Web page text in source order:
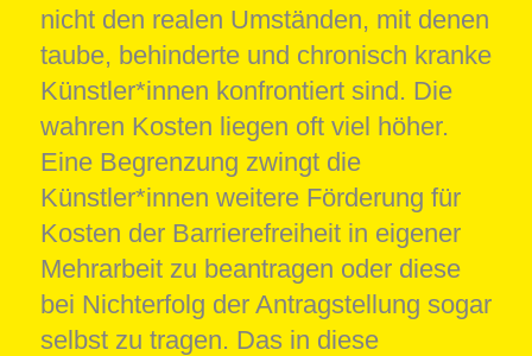
nicht den realen Umständen, mit denen
taube, behinderte und chronisch kranke
Künstler*innen konfrontiert sind. Die
wahren Kosten liegen oft viel höher.
Eine Begrenzung zwingt die
Künstler*innen weitere Förderung für
Kosten der Barrierefreiheit in eigener
Mehrarbeit zu beantragen oder diese
bei Nichterfolg der Antragstellung sogar
selbst zu tragen. Das in diese